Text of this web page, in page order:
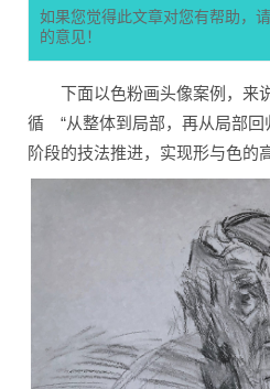
如果您觉得此文章对您有帮助，
的意见！
下面以色粉画头像案例，来
循 “从整体到局部，再从局部
阶段的技法推进，实现形与色的